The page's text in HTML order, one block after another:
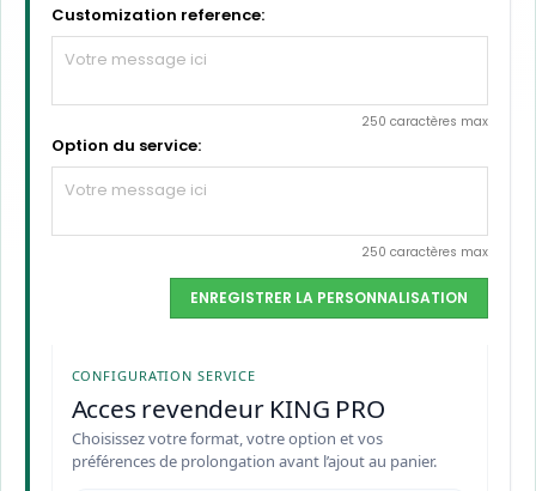
Customization reference:
250 caractères max
Option du service:
250 caractères max
ENREGISTRER LA PERSONNALISATION
CONFIGURATION SERVICE
Acces revendeur KING PRO
Choisissez votre format, votre option et vos
préférences de prolongation avant l’ajout au panier.